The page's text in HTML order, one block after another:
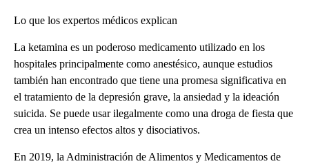
Lo que los expertos médicos explican
La ketamina es un poderoso medicamento utilizado en los
hospitales principalmente como anestésico, aunque estudios
también han encontrado que tiene una promesa significativa en
el tratamiento de la depresión grave, la ansiedad y la ideación
suicida. Se puede usar ilegalmente como una droga de fiesta que
crea un intenso efectos altos y disociativos.
En 2019, la Administración de Alimentos y Medicamentos de